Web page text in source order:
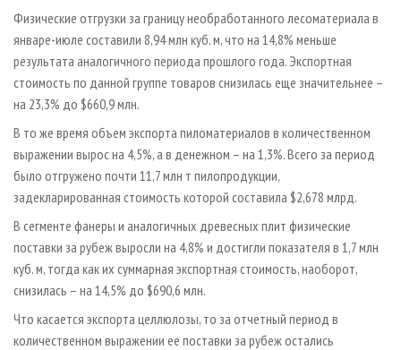
БИОЭНЕРГЕТИКА
ЦБП
ИНСТРУМЕНТ И МАТЕРИАЛЫ
RUSSIAN FORESTRY REVIEW
ГАЗЕТА ЛЕСПРОМФОРУМ
БИБЛИОТЕКА СПЕЦИАЛИСТА
Физические отгрузки за границу необработанного лесоматериала в
январе-июле составили 8,94 млн куб. м, что на 14,8% меньше
результата аналогичного периода прошлого года. Экспортная
стоимость по данной группе товаров снизилась еще значительнее –
на 23,3% до $660,9 млн.
В то же время объем экспорта пиломатериалов в количественном
выражении вырос на 4,5%, а в денежном – на 1,3%. Всего за период
было отгружено почти 11,7 млн т пилопродукции,
задекларированная стоимость которой составила $2,678 млрд.
В сегменте фанеры и аналогичных древесных плит физические
поставки за рубеж выросли на 4,8% и достигли показателя в 1,7 млн
куб. м, тогда как их суммарная экспортная стоимость, наоборот,
снизилась – на 14,5% до $690,6 млн.
Что касается экспорта целлюлозы, то за отчетный период в
количественном выражении ее поставки за рубеж остались